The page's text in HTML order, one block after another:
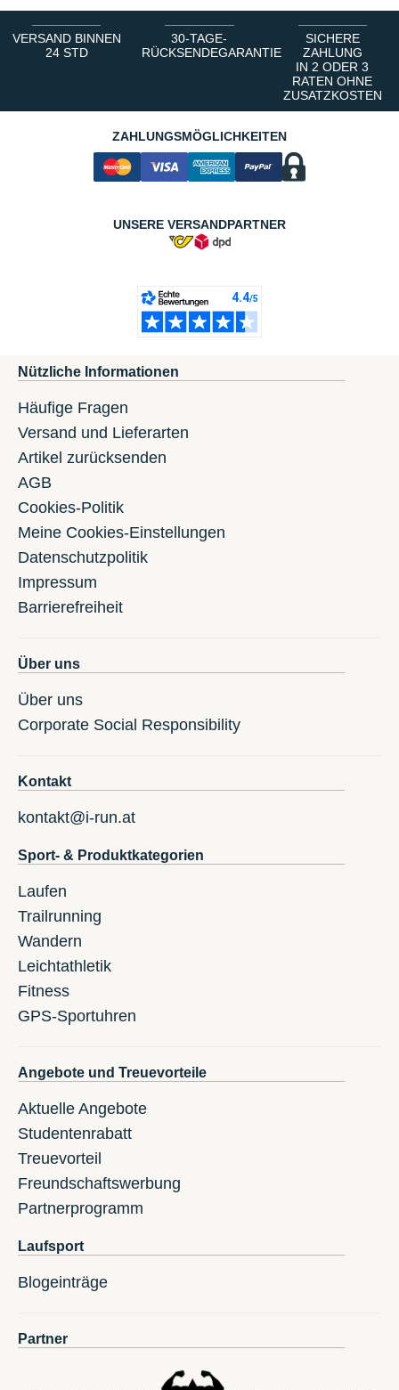
VERSAND BINNEN
24 STD
30-TAGE-
RÜCKSENDEGARANTIE
SICHERE
ZAHLUNG
IN 2 ODER 3
RATEN OHNE
ZUSATZKOSTEN
ZAHLUNGSMÖGLICHKEITEN
UNSERE VERSANDPARTNER
Nützliche Informationen
Häufige Fragen
Versand und Lieferarten
Artikel zurücksenden
AGB
Cookies-Politik
Meine Cookies-Einstellungen
Datenschutzpolitik
Impressum
Barrierefreiheit
Über uns
Über uns
Corporate Social Responsibility
Kontakt
kontakt@i-run.at
Sport- & Produktkategorien
Laufen
Trailrunning
Wandern
Leichtathletik
Fitness
GPS-Sportuhren
Angebote und Treuevorteile
Aktuelle Angebote
Studentenrabatt
Treuevorteil
Freundschaftswerbung
Partnerprogramm
Laufsport
Blogeinträge
Partner